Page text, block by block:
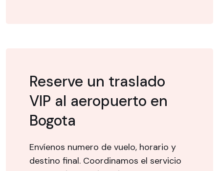
Reserve un traslado
VIP al aeropuerto en
Bogota
Envíenos numero de vuelo, horario y
destino final. Coordinamos el servicio